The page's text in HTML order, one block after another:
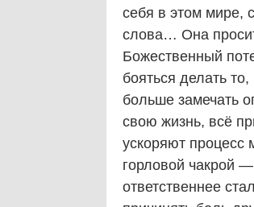
себя в этом мире,
слова… Она
Божественный
бояться делать
больше замечать
свою жизнь, всё
ускоряют процесс
горловой чакрой
ответственнее